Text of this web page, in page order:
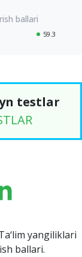
59.3
testlar
yangiliklari
ballari.